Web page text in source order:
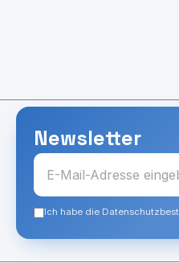
Newsletter
Ich habe die